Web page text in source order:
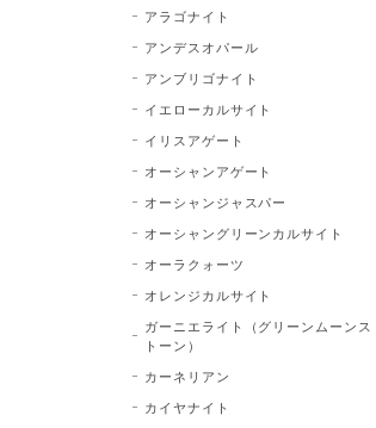
アラゴナイト
アンデスオパール
アンブリゴナイト
イエローカルサイト
イリスアゲート
オーシャンアゲート
オーシャンジャスパー
オーシャングリーンカルサイト
オーラクォーツ
オレンジカルサイト
ガーニエライト（グリーンムーンス
トーン）
カーネリアン
カイヤナイト